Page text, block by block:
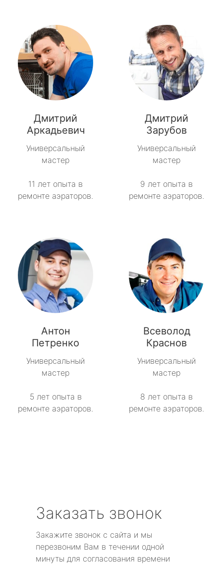
Дмитрий
Аркадьевич
Универсальный
мастер
11 лет опыта в
ремонте аэраторов.
Дмитрий
Зарубов
Универсальный
мастер
9 лет опыта в
ремонте аэраторов.
Антон
Петренко
Универсальный
мастер
5 лет опыта в
ремонте аэраторов.
Всеволод
Краснов
Универсальный
мастер
8 лет опыта в
ремонте аэраторов.
Заказать звонок
Закажите звонок с сайта и мы
перезвоним Вам в течении одной
минуты для согласования времени